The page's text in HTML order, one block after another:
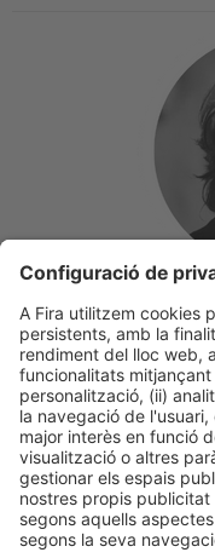
Periodista especialitzada
digital ‘Restauración